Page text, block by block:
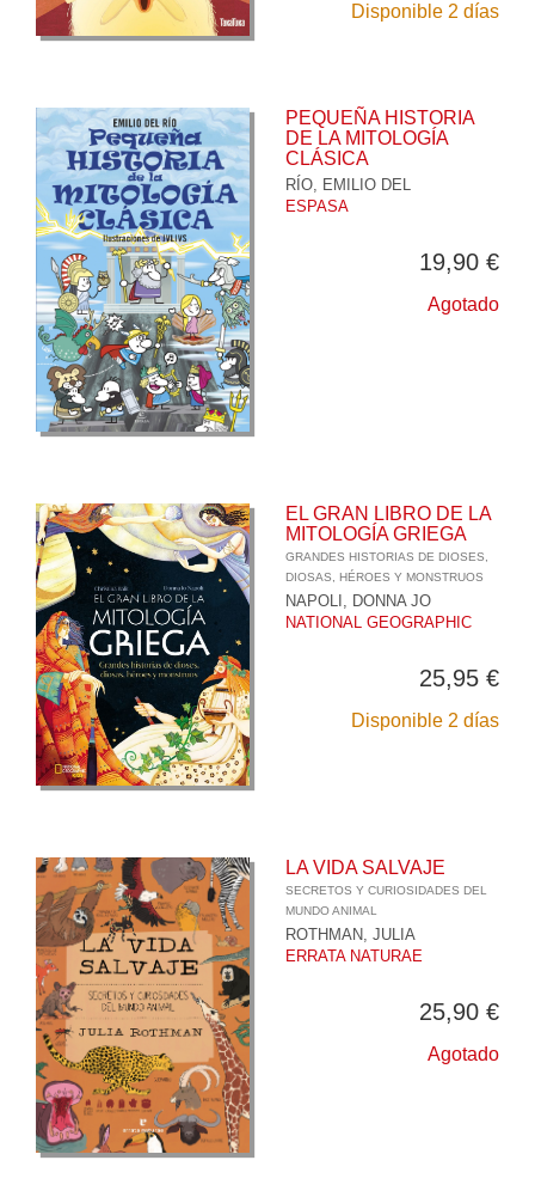
Disponible 2 días
PEQUEÑA HISTORIA
DE LA MITOLOGÍA
CLÁSICA
RÍO, EMILIO DEL
ESPASA
19,90 €
Agotado
EL GRAN LIBRO DE LA
MITOLOGÍA GRIEGA
GRANDES HISTORIAS DE DIOSES,
DIOSAS, HÉROES Y MONSTRUOS
NAPOLI, DONNA JO
NATIONAL GEOGRAPHIC
25,95 €
Disponible 2 días
LA VIDA SALVAJE
SECRETOS Y CURIOSIDADES DEL
MUNDO ANIMAL
ROTHMAN, JULIA
ERRATA NATURAE
25,90 €
Agotado